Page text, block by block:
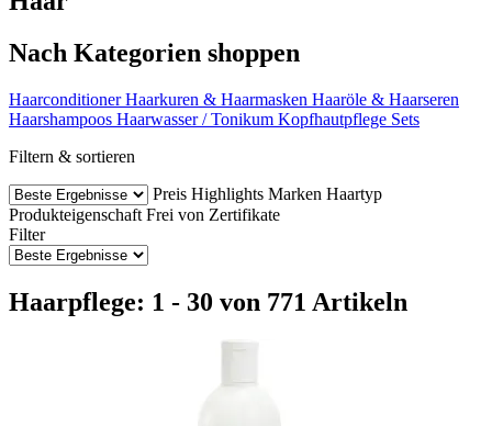
Nach Kategorien shoppen
Haarconditioner Haarkuren & Haarmasken Haaröle & Haarseren
Haarshampoos Haarwasser / Tonikum Kopfhautpflege Sets
Filtern & sortieren
Preis Highlights Marken Haartyp
Produkteigenschaft Frei von Zertifikate
Filter
Haarpflege: 1 - 30 von 771 Artikeln